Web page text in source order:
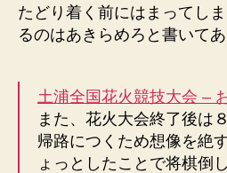
たどり着く前にはまってし
るのはあきらめろと書いて
土浦全国花火競技大会 –
また、花火大会終了後は
帰路につくため想像を絶
ょっとしたことで将棋倒